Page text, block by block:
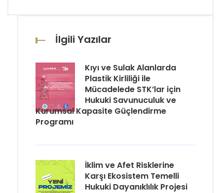
İlgili Yazılar
Kıyı ve Sulak Alanlarda
Plastik Kirliliği ile
Mücadelede STK’lar için
Hukuki Savunuculuk ve
Kurumsal Kapasite Güçlendirme
Programı
İklim ve Afet Risklerine
Karşı Ekosistem Temelli
Hukuki Dayanıklılık Projesi